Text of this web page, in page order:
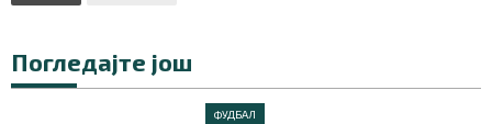
Погледајте још
ФУДБАЛ